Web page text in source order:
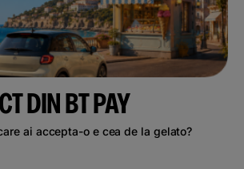
DIN BT PAY
ai accepta-o e cea de la gelato?